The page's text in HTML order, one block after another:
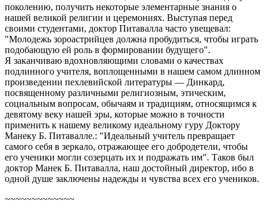
поколению, получить некоторые элементарные знания о
нашей великой религии и церемониях. Выступая перед
своими студентами, доктор Питавалла часто увещевал:
"Молодежь зороастрийцев должна пробудиться, чтобы играть
подобающую ей роль в формировании будущего".
Я заканчиваю вдохновляющими словами о качествах
подлинного учителя, воплощенными в нашем самом длинном
произведении пехлевийской литературы — Динкард,
посвященному различными религиозным, этическим,
социальным вопросам, обычаям и традициям, относящимся к
девятому веку нашей эры, которые можно в точности
применить к нашему великому идеальному гуру Доктору
Манеку Б. Питавалле.: "Идеальный учитель превращает
самого себя в зеркало, отражающее его добродетели, чтобы
его ученики могли созерцать их и подражать им". Таков был
доктор Манек Б. Питавалла, наш достойный директор, ибо в
одной душе заключены надежды и чувства всех его учеников.
~~~~~~~~~~~~~